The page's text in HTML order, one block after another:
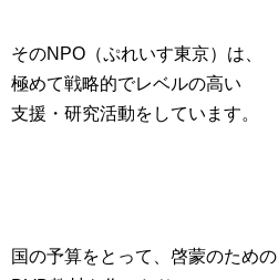
そのNPO（ぷれいす東京）は、
極めて戦略的でレベルの高い
支援・研究活動をしています。
国の予算をとって、啓蒙のための